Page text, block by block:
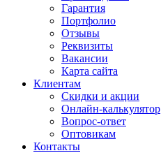
Гарантия
Портфолио
Отзывы
Реквизиты
Вакансии
Карта сайта
Клиентам
Скидки и акции
Онлайн-калькулятор
Вопрос-ответ
Оптовикам
Контакты